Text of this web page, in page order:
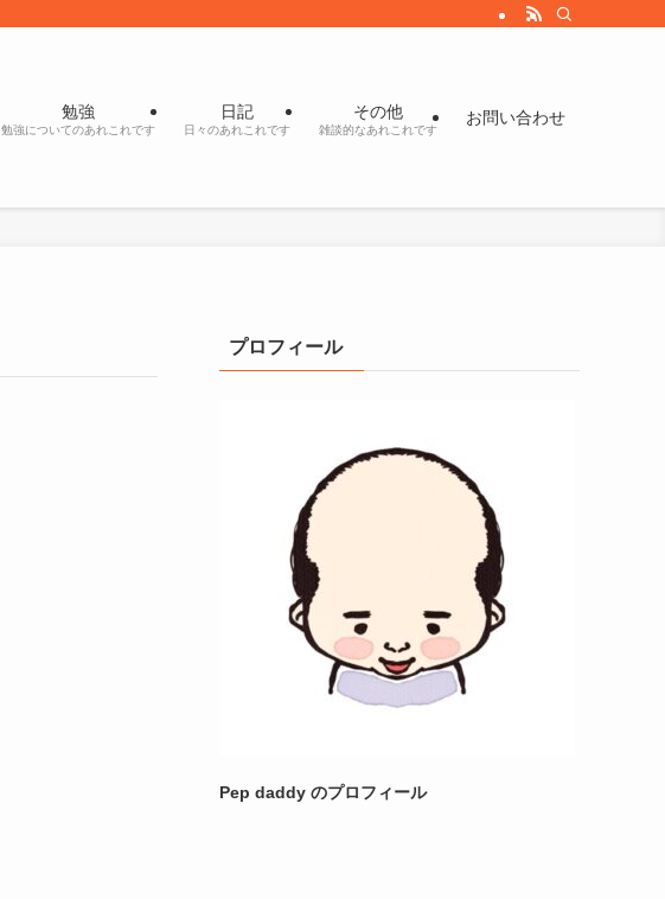
勉強
勉強についてのあれこれです
日記
日々のあれこれです
その他
雑談的なあれこれです
お問い合わせ
プロフィール
Pep daddy のプロフィール